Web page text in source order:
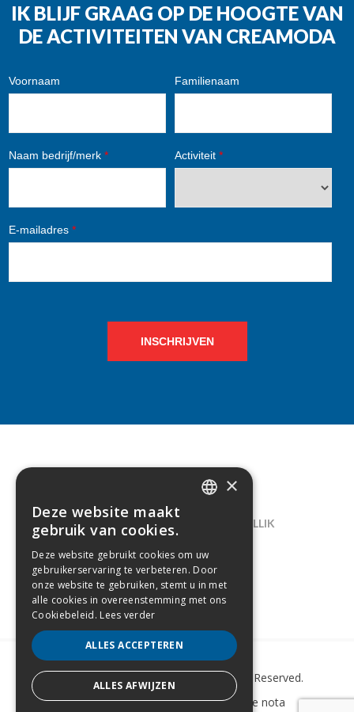
IK BLIJF GRAAG OP DE HOOGTE VAN
DE ACTIVITEITEN VAN CREAMODA
Voornaam Familienaam
Naam bedrijf/merk * Activiteit *
E-mailadres *
INSCHRIJVEN
CONTACT
LELIEGAARDE 22, B-1731 ZELLIK
02/238.10.11
INFO@CREAMODA.BE
BE0407.694.265
Copyright © 2022 Creamoda. All Rights Reserved.
Sitemap–Cookie Policy–Wettelijke nota
×
Deze website maakt
gebruik van cookies.
Deze website gebruikt cookies om uw
gebruikerservaring te verbeteren. Door
onze website te gebruiken, stemt u in met
alle cookies in overeenstemming met ons
Cookiebeleid. Lees verder
ALLES ACCEPTEREN
ALLES AFWIJZEN